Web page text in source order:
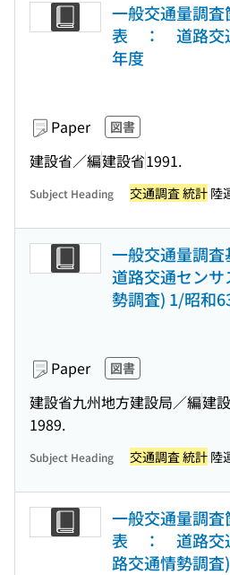
一般交通量調
表 ： 道路交
年度
Paper 図書
建設省／編建設省1991.
Subject Heading 交通調査 統計 陸
一般交通量調
道路交通セン
勢調査) 1/昭和
Paper 図書
建設省九州地方建設局／編建
1989.
Subject Heading 交通調査 統計 陸
一般交通量調
表 ： 道路交
路交通情勢調